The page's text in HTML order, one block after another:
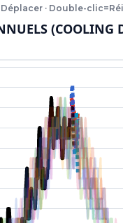
· Double-
(COOLING